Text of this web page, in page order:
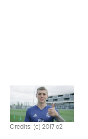
Credits: (c) 2017 o2